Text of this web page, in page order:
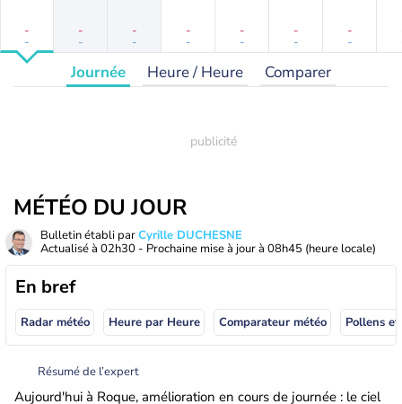
-
-
-
-
-
-
-
-
-
-
-
-
-
-
Journée Heure / Heure Comparer
MÉTÉO DU JOUR
Bulletin établi parCyrille DUCHESNE
Actualisé à 02h30 - Prochaine mise à jour à 08h45 (heure locale)
En bref
Radar météo Heure par Heure Comparateur météo Pollens
Résumé de l’expert
Aujourd'hui à Roque, amélioration en cours de journée : le ciel